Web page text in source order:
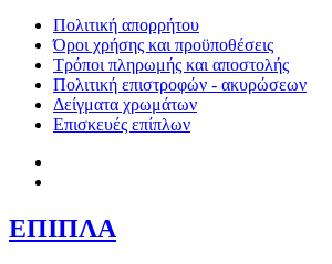
Πολιτική απορρήτου
Όροι χρήσης και προϋποθέσεις
Τρόποι πληρωμής και αποστολής
Πολιτική επιστροφών - ακυρώσεων
Δείγματα χρωμάτων
Επισκευές επίπλων
ΕΠΙΠΛΑ